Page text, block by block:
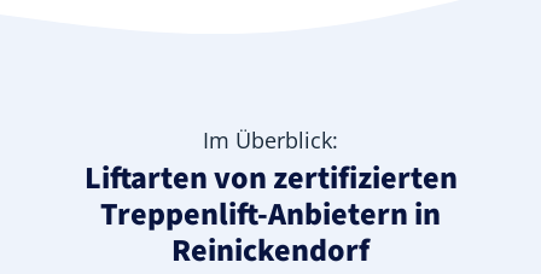
Im Überblick:
Liftarten von zertifizierten
Treppenlift-Anbietern in
Reinickendorf